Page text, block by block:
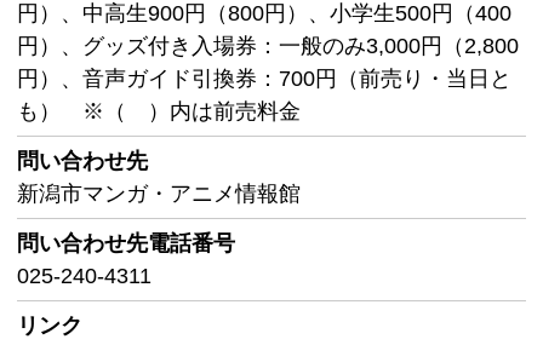
円）、中高生900円（800円）、小学生500円（400
円）、グッズ付き入場券：一般のみ3,000円（2,800
円）、音声ガイド引換券：700円（前売り・当日と
も） ※（ ）内は前売料金
問い合わせ先
新潟市マンガ・アニメ情報館
問い合わせ先電話番号
025-240-4311
リンク